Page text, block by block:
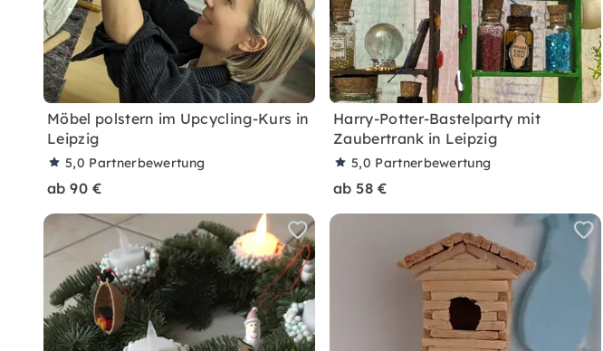
Möbel polstern im Upcycling-Kurs in
Leipzig
5,0 Partnerbewertung
ab 90 €
Harry-Potter-Bastelparty mit
Zaubertrank in Leipzig
5,0 Partnerbewertung
ab 58 €